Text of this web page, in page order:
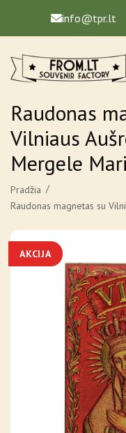
info@tpr.lt
Raudonas
Vilniaus
Mergele
Pradžia
Raudonas magnetas su
AKCIJA